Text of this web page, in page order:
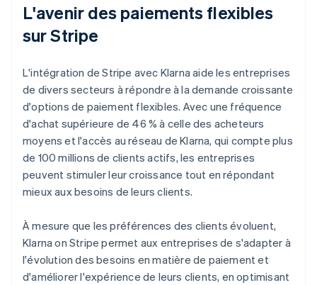
L'avenir des paiements flexibles
sur Stripe
L'intégration de Stripe avec Klarna aide les entreprises
de divers secteurs à répondre à la demande croissante
d'options de paiement flexibles. Avec une fréquence
d'achat supérieure de 46 % à celle des acheteurs
moyens et l'accès au réseau de Klarna, qui compte plus
de 100 millions de clients actifs, les entreprises
peuvent stimuler leur croissance tout en répondant
mieux aux besoins de leurs clients.
À mesure que les préférences des clients évoluent,
Klarna on Stripe permet aux entreprises de s'adapter à
l'évolution des besoins en matière de paiement et
d'améliorer l'expérience de leurs clients, en optimisant